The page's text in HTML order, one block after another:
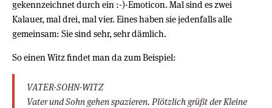
gekennzeichnet durch ein :-)-Emoticon. Mal sind es zwei
Kalauer, mal drei, mal vier. Eines haben sie jedenfalls alle
gemeinsam: Sie sind sehr, sehr dämlich.
So einen Witz findet man da zum Beispiel:
VATER-SOHN-WITZ
Vater und Sohn gehen spazieren. Plötzlich grüßt der Kleine